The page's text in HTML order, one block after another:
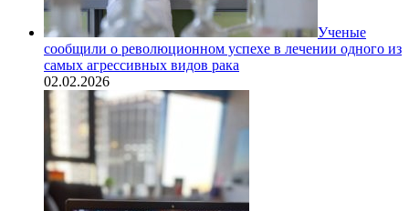
Ученые
сообщили о революционном успехе в лечении одного из
самых агрессивных видов рака
02.02.2026